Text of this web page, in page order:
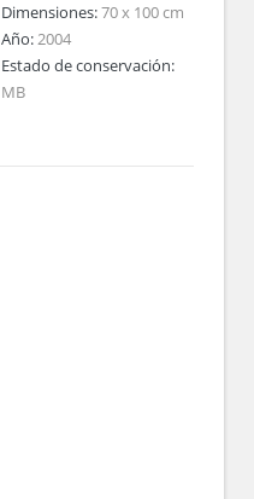
Dimensiones:70 x 100 cm
Año:2004
Estado de conservación:
MB